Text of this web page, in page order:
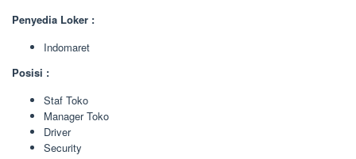
Penyedia Loker :
Indomaret
Posisi :
Staf Toko
Manager Toko
Driver
Security